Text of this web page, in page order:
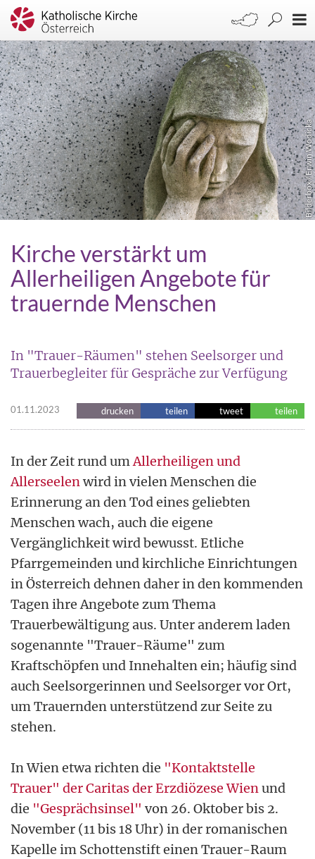
Bilderbox / Erwin Wodicka
Kirche verstärkt um
Allerheiligen Angebote für
trauernde Menschen
In "Trauer-Räumen" stehen Seelsorger und
Trauerbegleiter für Gespräche zur Verfügung
01.11.2023 drucken teilen tweet teilen
In der Zeit rund umAllerheiligen und
Allerseelenwird in vielen Menschen die
Erinnerung an den Tod eines geliebten
Menschen wach, auch die eigene
Vergänglichkeit wird bewusst. Etliche
Pfarrgemeinden und kirchliche Einrichtungen
in Österreich dehnen daher in den kommenden
Tagen ihre Angebote zum Thema
Trauerbewältigung aus. Unter anderem laden
sogenannte "Trauer-Räume" zum
Kraftschöpfen und Innehalten ein; häufig sind
auch Seelsorgerinnen und Seelsorger vor Ort,
um Trauernden unterstützend zur Seite zu
stehen.
In Wien etwa richten die "Kontaktstelle
Trauer" der Caritas der Erzdiözese Wienund
die "Gesprächsinsel" von 26. Oktober bis 2.
November (11 bis 18 Uhr) in der romanischen
Kapelle im Schottenstift einen Trauer-Raum